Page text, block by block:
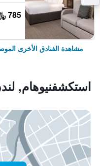
785 ﷼
مشاهدة الفنادق الأخرى
استكشفنيوهام,